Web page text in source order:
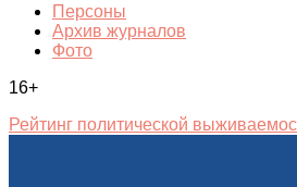
Персоны
Архив журналов
Фото
16+
Рейтинг политической